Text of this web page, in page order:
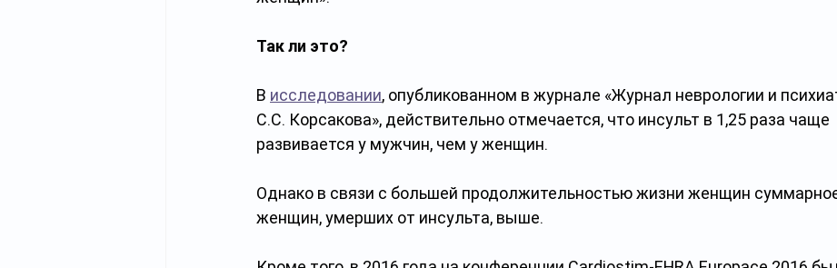
Так ли это?
В исследовании, опубликованном в журнале «Журнал неврологии и
С.С. Корсакова», действительно отмечается, что инсульт в 1,25 раза чаще
развивается у мужчин, чем у женщин.
Однако в связи с большей продолжительностью жизни женщин
женщин, умерших от инсульта, выше.